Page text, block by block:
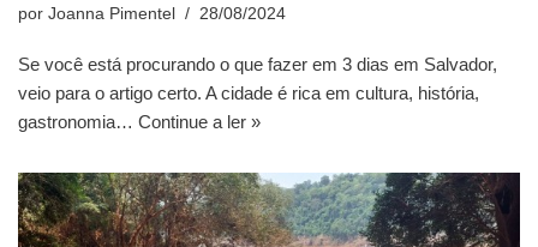
por Joanna Pimentel 28/08/2024
Se você está procurando o que fazer em 3 dias em Salvador,
veio para o artigo certo. A cidade é rica em cultura, história,
gastronomia… Continue a ler »